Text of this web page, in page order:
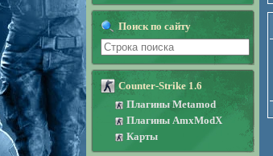
Поиск по сайту
Counter-Strike 1.6
Плагины Metamod
Плагины AmxModX
Карты